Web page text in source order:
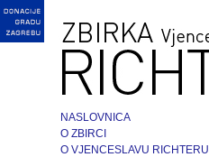
NASLOVNICA
O ZBIRCI
O VJENCESLAVU RICHTERU